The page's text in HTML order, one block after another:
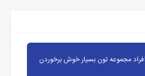
مجموعه تون بسیار خوش برخوردن